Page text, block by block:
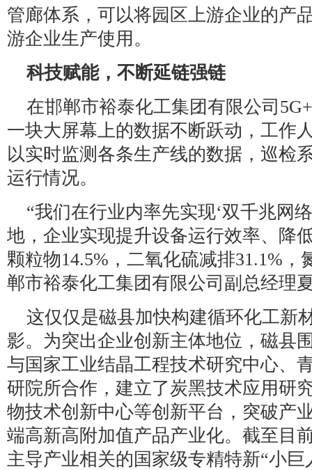
管廊体系，可以将园区上游企业的产
游企业生产使用。
科技赋能，不断延链强链
在邯郸市裕泰化工集团有限公司
一块大屏幕上的数据不断跃动，工作
以实时监测各条生产线的数据，巡检
运行情况。
“我们在行业内率先实现‘双千兆网
地，企业实现提升设备运行效率、降
颗粒物14.5%，二氧化硫减排31.1%，
郸市裕泰化工集团有限公司副总经理
这仅仅是磁县加快构建循环化工新
影。为突出企业创新主体地位，磁县
与国家工业结晶工程技术研究中心、
研院所合作，建立了炭黑技术应用研
物技术创新中心等创新平台，突破产
端高新高附加值产品产业化。截至目
主导产业相关的国家级专精特新“小